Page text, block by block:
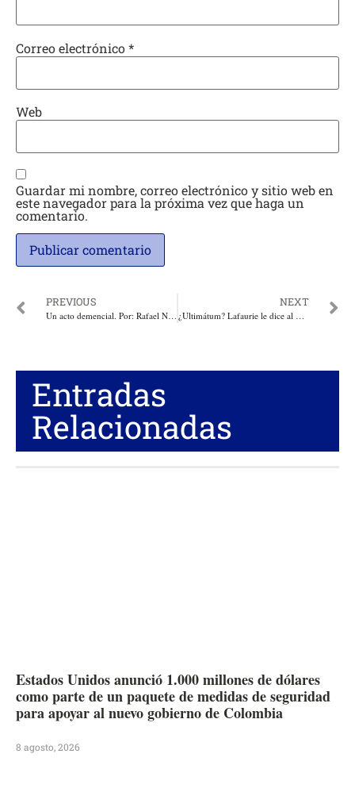
Correo electrónico*
Web
Guardar mi nombre, correo electrónico y sitio web en
este navegador para la próxima vez que haga un
comentario.
PREVIOUS
Un acto demencial. Por: Rafael Nieto Loaiza
NEXT
¿Ultimátum? Lafaurie le dice al ELN: los tiempos de la paz también se acaban
Entradas
Relacionadas
Estados Unidos anunció 1.000 millones de dólares
como parte de un paquete de medidas de seguridad
para apoyar al nuevo gobierno de Colombia
8 agosto, 2026